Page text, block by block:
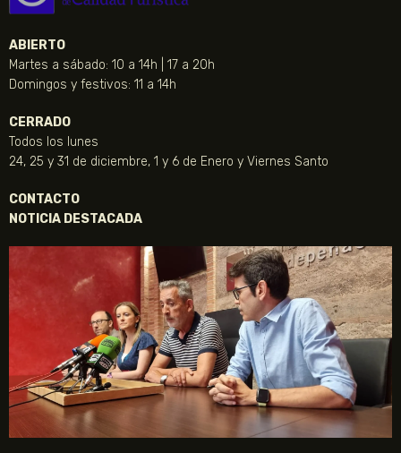
ABIERTO
Martes a sábado: 10 a 14h | 17 a 20h
Domingos y festivos: 11 a 14h
CERRADO
Todos los lunes
24, 25 y 31 de diciembre, 1 y 6 de Enero y Viernes Santo
CONTACTO
NOTICIA DESTACADA